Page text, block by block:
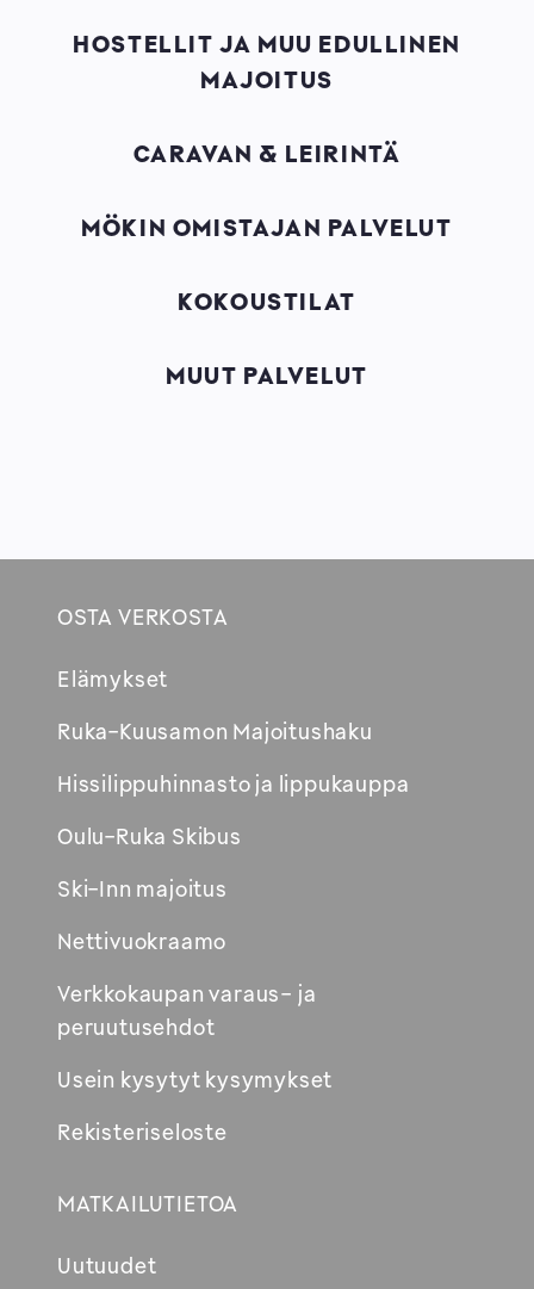
HOSTELLIT JA MUU EDULLINEN
MAJOITUS
CARAVAN & LEIRINTÄ
MÖKIN OMISTAJAN PALVELUT
KOKOUSTILAT
MUUT PALVELUT
OSTA VERKOSTA
Elämykset
Ruka-Kuusamon Majoitushaku
ikkunaan
Hissilippuhinnasto ja lippukauppa
Oulu-Ruka Skibus
Ski-Inn majoitus
Nettivuokraamo
Verkkokaupan varaus- ja
peruutusehdot
Usein kysytyt kysymykset
Rekisteriseloste
MATKAILUTIETOA
Uutuudet